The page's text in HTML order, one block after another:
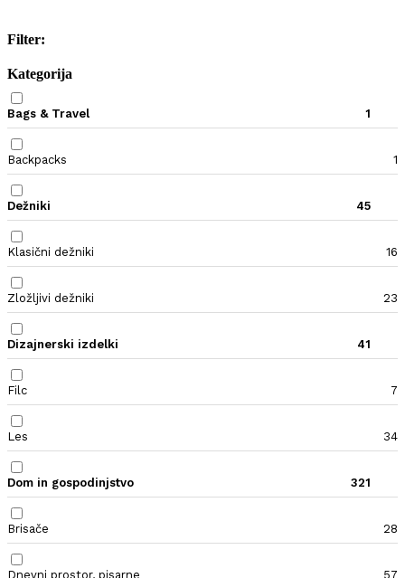
Filter:
Kategorija
Bags & Travel 1
Backpacks 1
Dežniki 45
Klasični dežniki 16
Zložljivi dežniki 23
Dizajnerski izdelki 41
Filc 7
Les 34
Dom in gospodinjstvo 321
Brisače 28
Dnevni prostor, pisarne 57